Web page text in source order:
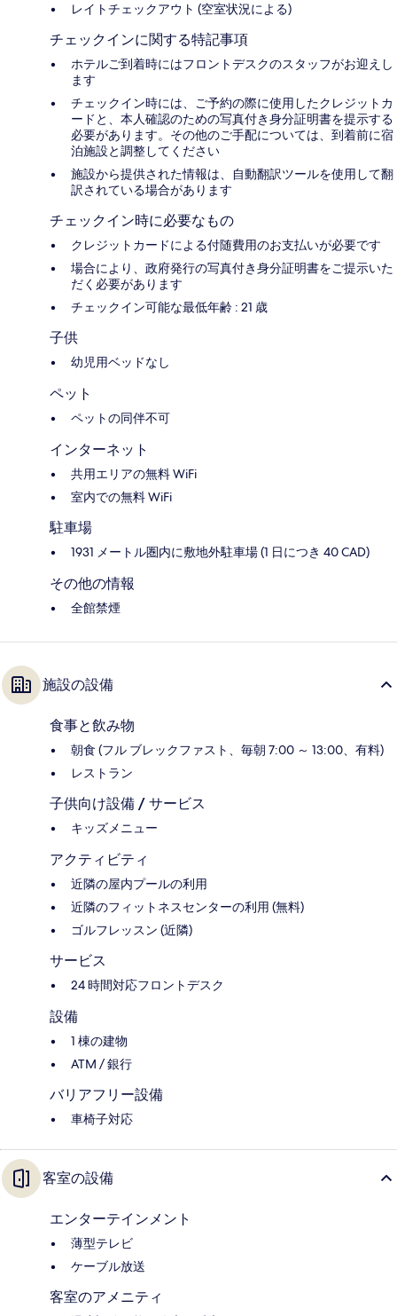
レイトチェックアウト (空室状況による)
チェックインに関する特記事項
ホテルご到着時にはフロントデスクのスタッフがお迎えし
ます
チェックイン時には、ご予約の際に使用したクレジットカ
ードと、本人確認のための写真付き身分証明書を提示する
必要があります。その他のご手配については、到着前に宿
泊施設と調整してください
施設から提供された情報は、自動翻訳ツールを使用して翻
訳されている場合があります
チェックイン時に必要なもの
クレジットカードによる付随費用のお支払いが必要です
場合により、政府発行の写真付き身分証明書をご提示いた
だく必要があります
チェックイン可能な最低年齢 : 21 歳
子供
幼児用ベッドなし
ペット
ペットの同伴不可
インターネット
共用エリアの無料 WiFi
室内での無料 WiFi
駐車場
1931 メートル圏内に敷地外駐車場 (1 日につき 40 CAD)
その他の情報
全館禁煙
施設の設備
食事と飲み物
朝食 (フル ブレックファスト、毎朝 7:00 ～ 13:00、有料)
レストラン
子供向け設備 / サービス
キッズメニュー
アクティビティ
近隣の屋内プールの利用
近隣のフィットネスセンターの利用 (無料)
ゴルフレッスン (近隣)
サービス
24 時間対応フロントデスク
設備
1 棟の建物
ATM / 銀行
バリアフリー設備
車椅子対応
客室の設備
エンターテインメント
薄型テレビ
ケーブル放送
客室のアメニティ